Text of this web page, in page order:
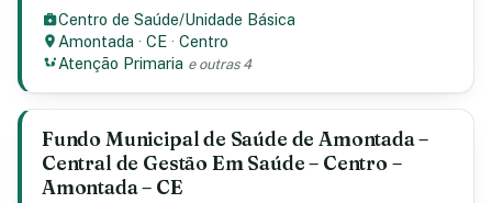
Centro de Saúde/Unidade Básica
Amontada ·CE ·Centro
Atenção Primaria e outras 4
Fundo Municipal de Saúde de Amontada –
Central de Gestão Em Saúde – Centro –
Amontada – CE